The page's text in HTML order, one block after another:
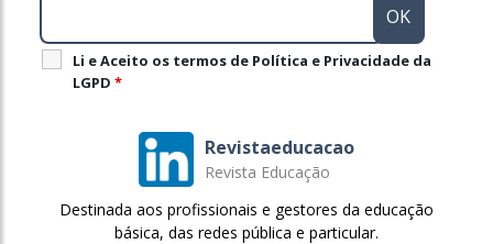
Li e Aceito os termos de Política e Privacidade da
LGPD *
Revistaeducacao
Revista Educação
Destinada aos profissionais e gestores da educação
básica, das redes pública e particular.